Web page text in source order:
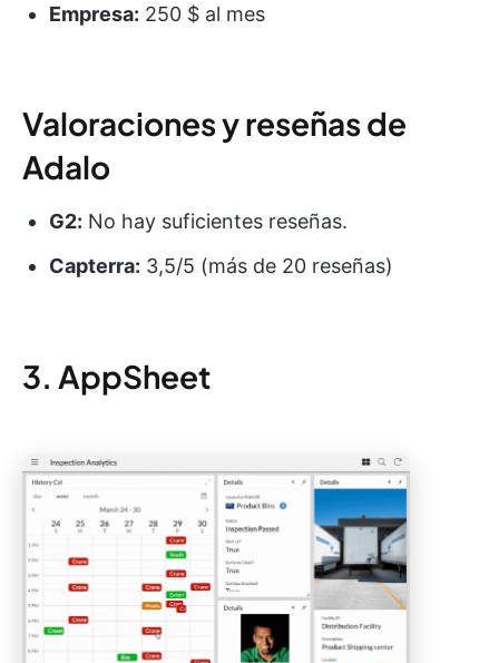
Empresa: 250 $ al mes
Valoraciones y reseñas de
Adalo
G2: No hay suficientes reseñas.
Capterra: 3,5/5 (más de 20 reseñas)
3. AppSheet